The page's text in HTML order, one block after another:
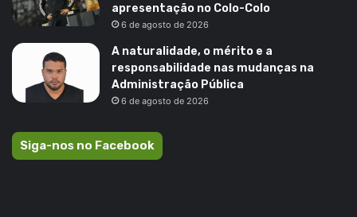
apresentação no Colo-Colo
6 de agosto de 2026
A naturalidade, o mérito e a
responsabilidade nas mudanças na
Administração Pública
6 de agosto de 2026
Siga-nos no Facebook